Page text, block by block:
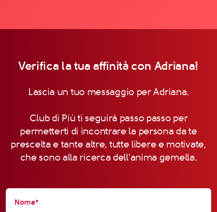
Verifica la tua affinità con Adriana!
Lascia un tuo messaggio per Adriana.
Club di Più ti seguirà passo passo per
permetterti di incontrare la persona da te
prescelta e tante altre, tutte libere e motivate,
che sono alla ricerca dell'anima gemella.